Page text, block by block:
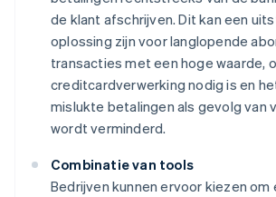
de klant afschrijven. Dit kan een
oplossing zijn voor langlopende
transacties met een hoge waarde,
creditcardverwerking nodig is en
mislukte betalingen als gevolg van
wordt verminderd.
Combinatie van tools
Bedrijven kunnen ervoor kiezen om